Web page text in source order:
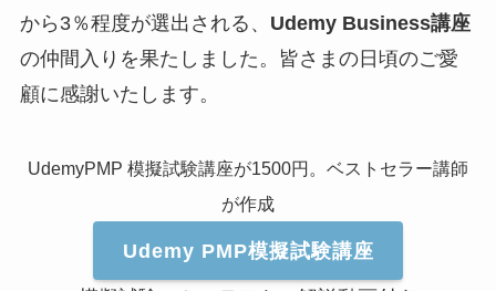
から3％程度が選出される、 Udemy Business講座
の仲間入りを果たしました。皆さまの日頃のご愛
顧に感謝いたします。
UdemyPMP 模擬試験講座が1500円。ベストセラー講師
が作成
Udemy PMP模擬試験講座